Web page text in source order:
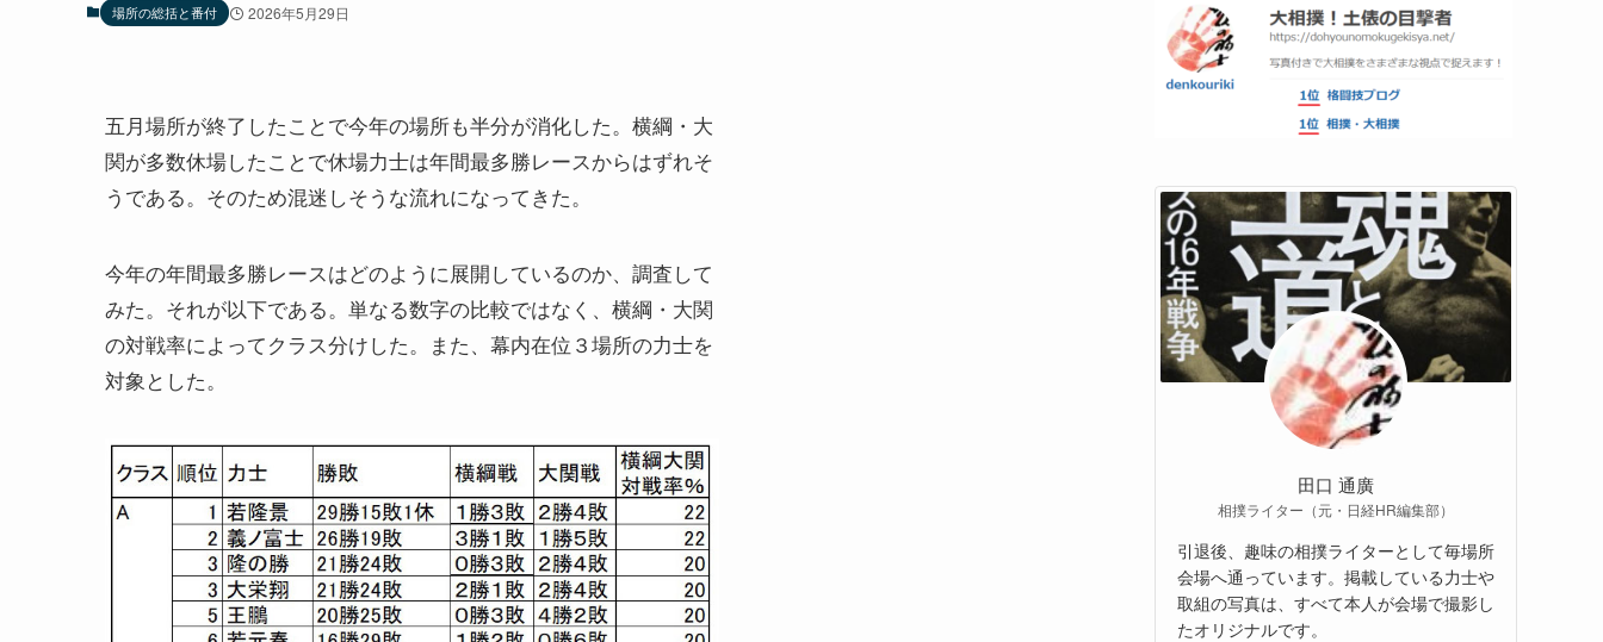
場所の総括と番付 2026年5月29日
五月場所が終了したことで今年の場所も半分が消化した。横綱・大
関が多数休場したことで休場力士は年間最多勝レースからはずれそ
うである。そのため混迷しそうな流れになってきた。
今年の年間最多勝レースはどのように展開しているのか、調査して
みた。それが以下である。単なる数字の比較ではなく、横綱・大関
の対戦率によってクラス分けした。また、幕内在位３場所の力士を
対象とした。
田口 通廣
相撲ライター（元・日経HR編集部）
引退後、趣味の相撲ライターとして毎場所
会場へ通っています。掲載している力士や
取組の写真は、すべて本人が会場で撮影し
たオリジナルです。